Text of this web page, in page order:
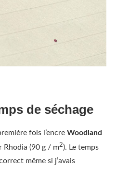
de séchage
fois l’encre Woodland
Rhodia (90 g / m2). Le temps
même si j’avais